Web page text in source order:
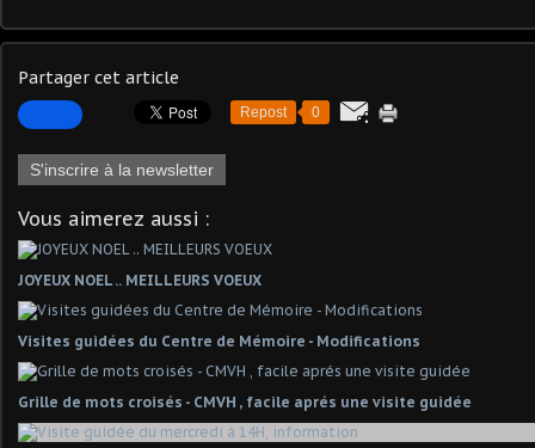
Partager cet article
Repost 0
S'inscrire à la newsletter
Vous aimerez aussi :
JOYEUX NOEL .. MEILLEURS VOEUX
Visites guidées du Centre de Mémoire - Modifications
Grille de mots croisés - CMVH , facile aprés une visite guidée